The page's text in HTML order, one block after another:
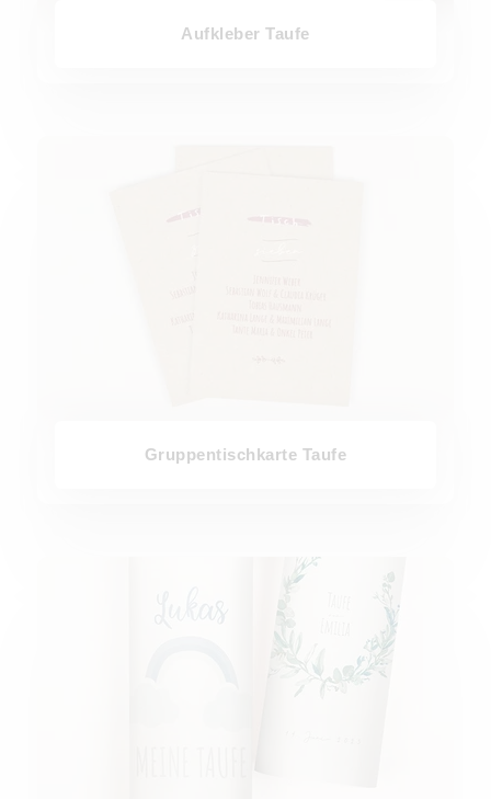
Aufkleber Taufe
Gruppentischkarte Taufe